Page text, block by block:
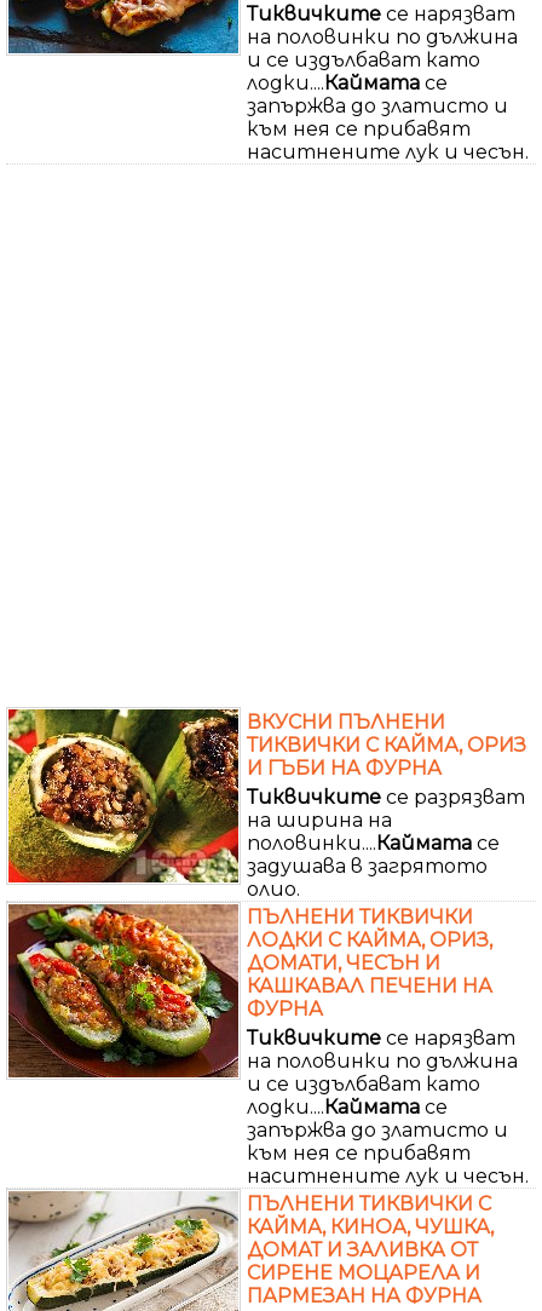
Тиквичките се нарязват
на половинки по дължина
и се издълбават като
лодки....Каймата се
запържва до златисто и
към нея се прибавят
наситнените лук и чесън.
ВКУСНИ ПЪЛНЕНИ
ТИКВИЧКИ С КАЙМА, ОРИЗ
И ГЪБИ НА ФУРНА
Тиквичките се разрязват
на ширина на
половинки....Каймата се
задушава в загрятото
олио.
ПЪЛНЕНИ ТИКВИЧКИ
ЛОДКИ С КАЙМА, ОРИЗ,
ДОМАТИ, ЧЕСЪН И
КАШКАВАЛ ПЕЧЕНИ НА
ФУРНА
Тиквичките се нарязват
на половинки по дължина
и се издълбават като
лодки....Каймата се
запържва до златисто и
към нея се прибавят
наситнените лук и чесън.
ПЪЛНЕНИ ТИКВИЧКИ С
КАЙМА, КИНОА, ЧУШКА,
ДОМАТ И ЗАЛИВКА ОТ
СИРЕНЕ МОЦАРЕЛА И
ПАРМЕЗАН НА ФУРНА